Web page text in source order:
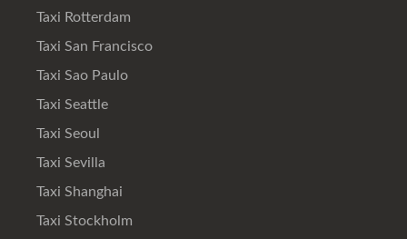
Taxi Rotterdam
Taxi San Francisco
Taxi Sao Paulo
Taxi Seattle
Taxi Seoul
Taxi Sevilla
Taxi Shanghai
Taxi Stockholm